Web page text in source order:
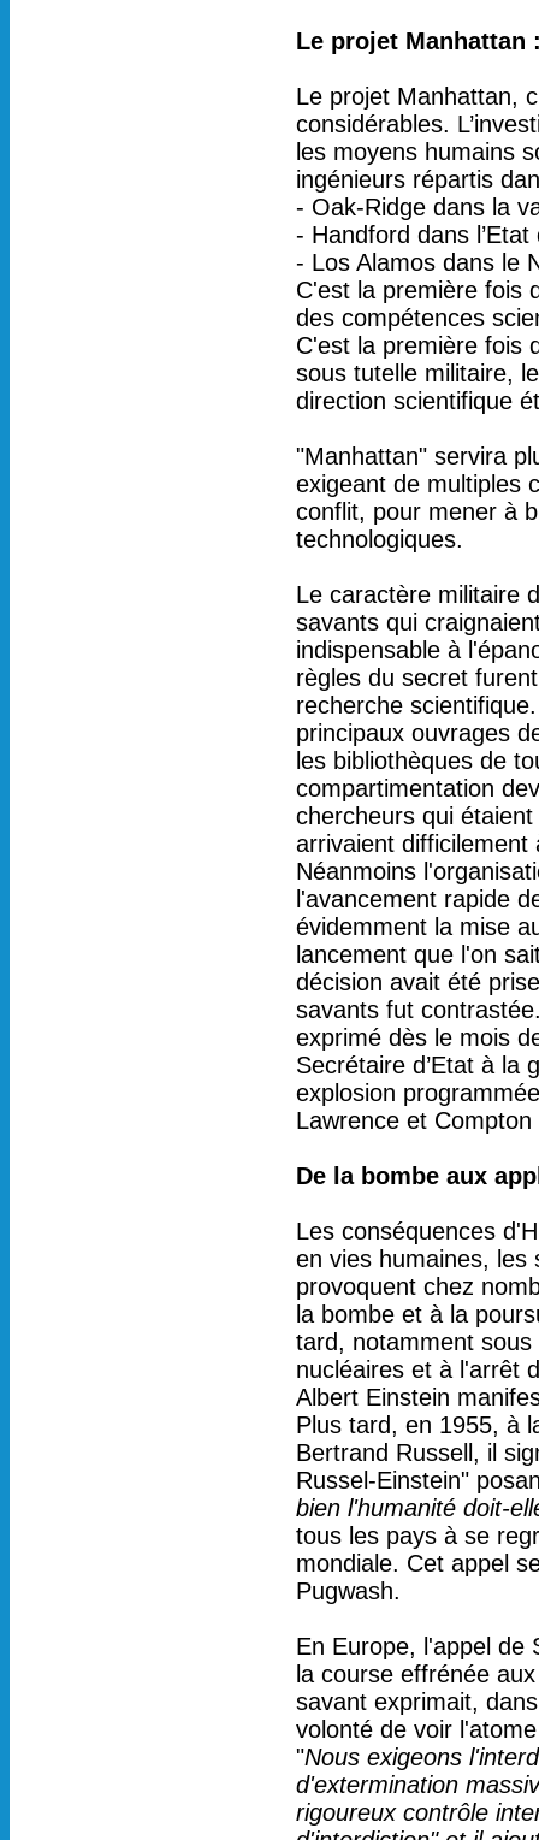
Le projet Manhattan
Le projet Manhattan,
considérables.
les moyens humains
ingénieurs répartis
- Oak-Ridge dans la
- Handford dans
- Los Alamos dans le
C'est la première fois
des compétences
C'est la première fois
sous tutelle militaire,
direction scientifique
"Manhattan" servira
exigeant de multiples
conflit, pour mener à
technologiques.
Le caractère militaire
savants qui
indispensable à
règles du secret
recherche
principaux ouvrages
les bibliothèques de
compartimentation
chercheurs qui
arrivaient
Néanmoins
l'avancement rapide
évidemment la mise
lancement que l'on
décision avait été
savants fut
exprimé dès le mois
Secrétaire d’Etat à la
explosion
Lawrence et
De la bombe aux
Les conséquences
en vies humaines, les
provoquent chez
la bombe et à la
tard, notamment
nucléaires et à l'arrêt
Albert Einstein
Plus tard, en 1955, à
Bertrand Russell, il
Russel-Einstein"
bien l'humanité doit-
tous les pays à se
mondiale. Cet appel
Pugwash.
En Europe, l'appel de
la course effrénée
savant exprimait,
volonté de voir
"Nous exigeons
d'extermination
rigoureux contrôle